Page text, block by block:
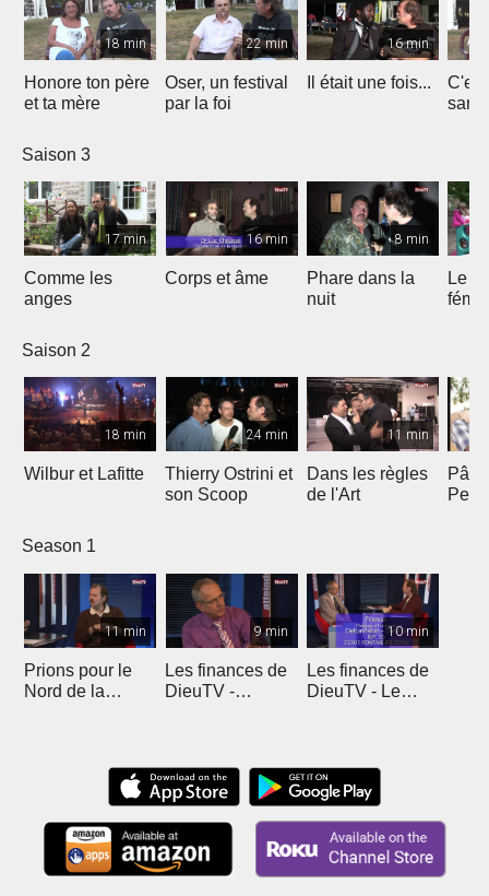
18 min
Honore ton père
et ta mère
22 min
Oser, un festival
par la foi
16 min
Il était une fois...
Saison 3
17 min
Comme les
anges
16 min
Corps et âme
8 min
Phare dans la
nuit
Le
Saison 2
18 min
Wilbur et Lafitte
24 min
Thierry Ostrini et
son Scoop
11 min
Dans les règles
de l'Art
Season 1
11 min
Prions pour le
Nord de la
9 min
Les finances de
DieuTV -
10 min
Les finances de
DieuTV - Le